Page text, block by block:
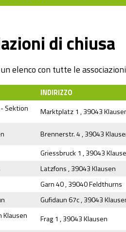
di chiusa
elenco con tutte le
INDIRIZZO
Sektion
Marktplatz 1 , 39043
Brennerstr. 4 , 39043
Griessbruck 1 , 39043
Latzfons , 39043 Klausen
Garn 40 , 39040 Feldthurns
Gufidaun 67c , 39043
Frag 1 , 39043 Klausen